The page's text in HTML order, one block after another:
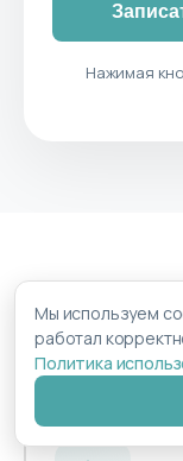
Нажимая
Мы используем
работал
Политика